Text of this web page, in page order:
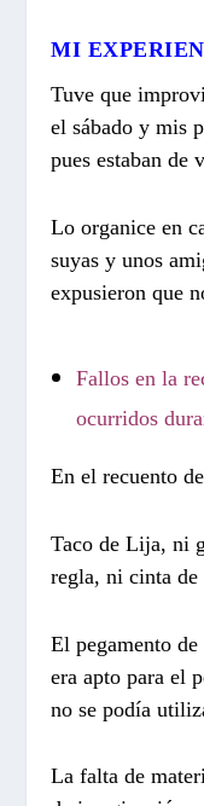
MI
Tuve que
el sábado y mis
pues estaban de
Lo organice en
suyas y unos
expusieron que
Fallos en la
ocurridos
En el recuento
Taco de Lija, ni
regla, ni cinta de
El pegamento
era apto para el
no se podía
La falta de